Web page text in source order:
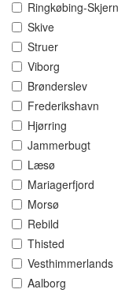
Ringkøbing-Skjern
Skive
Struer
Viborg
Brønderslev
Frederikshavn
Hjørring
Jammerbugt
Læsø
Mariagerfjord
Morsø
Rebild
Thisted
Vesthimmerlands
Aalborg